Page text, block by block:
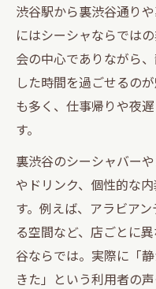
渋谷駅から裏渋谷通り
にはシーシャならでは
会の中心でありながら
した時間を過ごせるの
も多く、仕事帰りや夜
す。
裏渋谷のシーシャバー
やドリンク、個性的な
す。例えば、アラビア
る空間など、店ごとに
谷ならでは。実際に「
きた」という利用者の